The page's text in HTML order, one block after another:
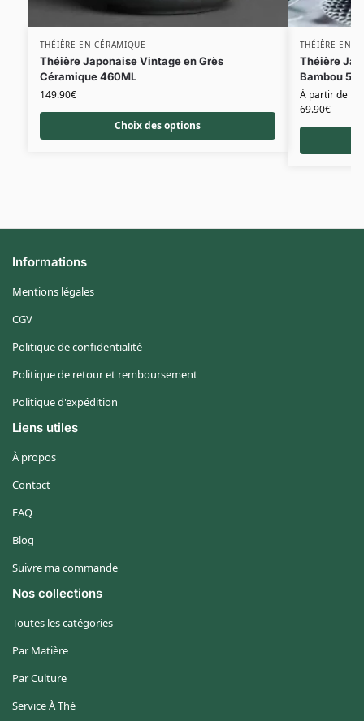
THÉIÈRE EN CÉRAMIQUE
Théière Japonaise Vintage en Grès
Céramique 460ML
149.90€
Choix des options
THÉIÈRE EN
Théière
Bambou
À partir de
69.90€
Informations
Mentions légales
CGV
Politique de confidentialité
Politique de retour et remboursement
Politique d'expédition
Liens utiles
À propos
Contact
FAQ
Blog
Suivre ma commande
Nos collections
Toutes les catégories
Par Matière
Par Culture
Service À Thé